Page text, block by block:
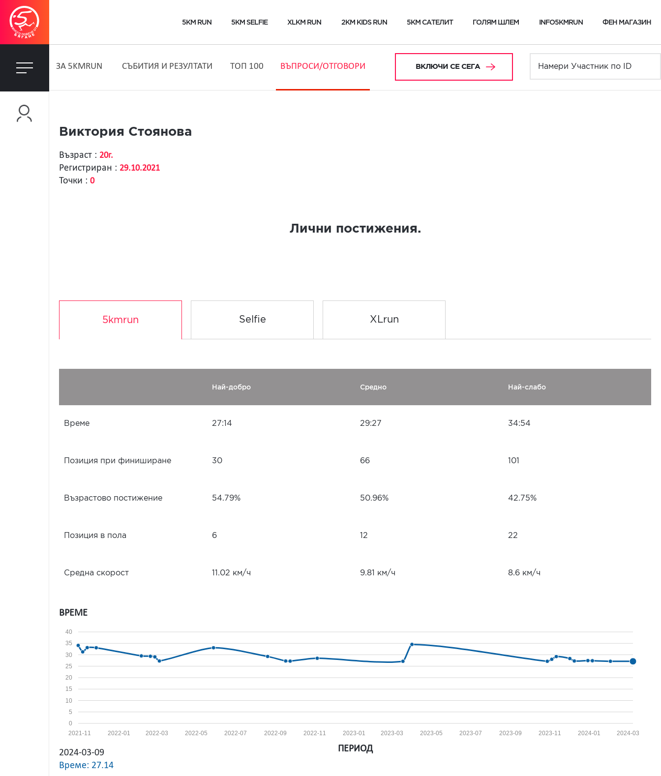
5KM RUN 5KM SELFIE XLKM RUN 2KM KIDS RUN 5KM САТЕЛИТ ГОЛЯМ ШЛЕМ INFO5KMRUN ФЕН МАГАЗИН
ЗA 5KMRUN СЪБИТИЯ И РЕЗУЛТАТИ ТОП 100 ВЪПРОСИ/ОТГОВОРИ ВКЛЮЧИ СЕ СЕГА
Виктория Стоянова
Възраст : 20г.
Регистриран : 29.10.2021
Точки : 0
Лични постижения.
5kmrun Selfie XLrun
Най-добро Средно Най-слабо
Време 27:14 29:27 34:54
Позиция при финиширане 30 66 101
Възрастово постижение 54.79% 50.96% 42.75%
Позиция в пола 6 12 22
Средна скорост 11.02 км/ч 9.81 км/ч 8.6 км/ч
ВРЕМЕ
0
5
10
15
20
25
30
35
40
2024-03
2024-01
2023-11
2023-09
2023-07
2023-05
2023-03
2023-01
2022-11
2022-09
2022-07
2022-05
2022-03
2022-01
2021-11
2024-03-09
Време: 27.14
ПЕРИОД